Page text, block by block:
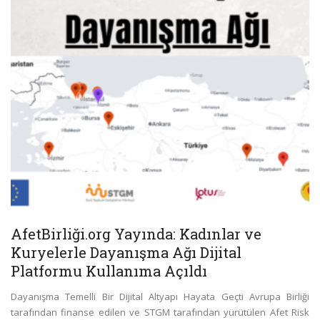
AfetBirliği.org Yayında: Kadınlar ve
Kuryelerle Dayanışma Ağı Dijital
Platformu Kullanıma Açıldı
Dayanışma Temelli Bir Dijital Altyapı Hayata Geçti Avrupa Birliği
tarafından finanse edilen ve STGM tarafından yürütülen Afet Risk